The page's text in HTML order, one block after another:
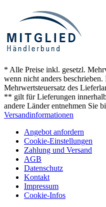
* Alle Preise inkl. gesetzl.
wenn nicht anders
Mehrwertsteuersatz des
** gilt für Lieferungen
andere Länder entnehmen Sie
Versandinformationen
Angebot anfordern
Cookie-Einstellungen
Zahlung und Versand
AGB
Datenschutz
Kontakt
Impressum
Cookie-Infos